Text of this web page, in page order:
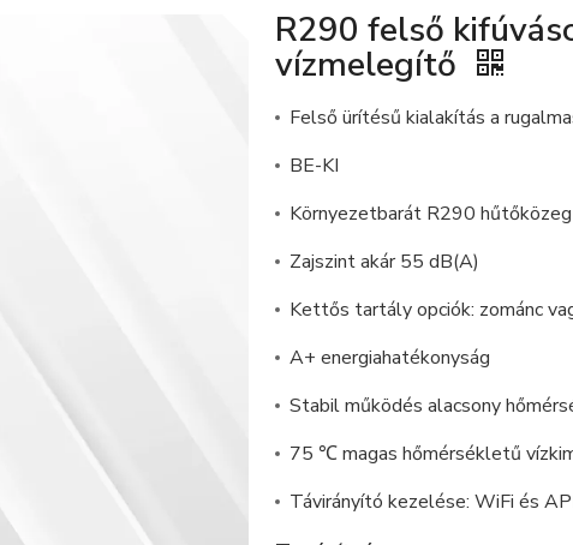
R290 felső
vízmelegítő
Felső ürítésű kialakítás a
BE-KI
Környezetbarát R290 hűtőközeg
Zajszint akár 55 dB(A)
Kettős tartály opciók: zománc
A+ energiahatékonyság
Stabil működés alacsony
75 ℃ magas hőmérsékletű
Távirányító kezelése: WiFi és